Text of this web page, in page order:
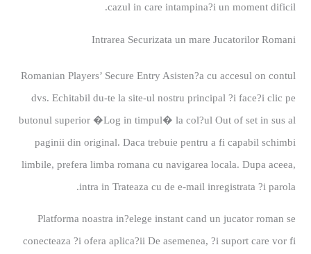
cazul in care intampina?i un moment dificil.
Intrarea Securizata un mare Jucatorilor Romani
Romanian Players’ Secure Entry Asisten?a cu accesul on contul
dvs. Echitabil du-te la site-ul nostru principal ?i face?i clic pe
butonul superior �Log in timpul� la col?ul Out of set in sus al
paginii din original. Daca trebuie pentru a fi capabil schimbi
limbile, prefera limba romana cu navigarea locala. Dupa aceea,
intra in Trateaza cu de e-mail inregistrata ?i parola.
Platforma noastra in?elege instant cand un jucator roman se
conecteaza ?i ofera aplica?ii De asemenea, ?i suport care vor fi